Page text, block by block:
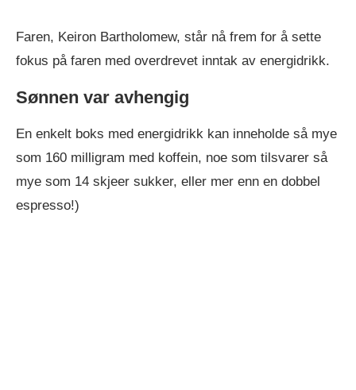
Faren, Keiron Bartholomew, står nå frem for å sette
fokus på faren med overdrevet inntak av energidrikk.
Sønnen var avhengig
En enkelt boks med energidrikk kan inneholde så mye
som 160 milligram med koffein, noe som tilsvarer så
mye som 14 skjeer sukker, eller mer enn en dobbel
espresso!)